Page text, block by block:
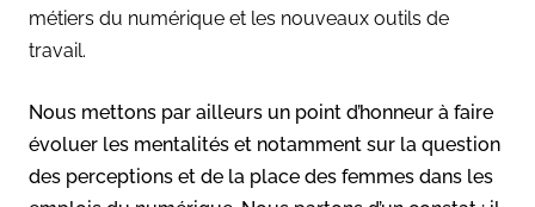
métiers du numérique et les nouveaux outils de
travail.
Nous mettons par ailleurs un point d’honneur à faire
évoluer les mentalités et notamment sur la question
des perceptions et de la place des femmes dans les